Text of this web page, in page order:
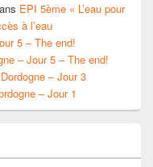
EPI 5ème « L’eau pour
à l’eau
5 – The end!
– Jour 5 – The end!
– Jour 3
– Jour 1